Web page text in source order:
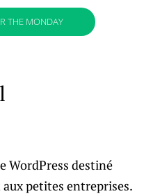
THE MONDAY
WordPress destiné
petites entreprises.